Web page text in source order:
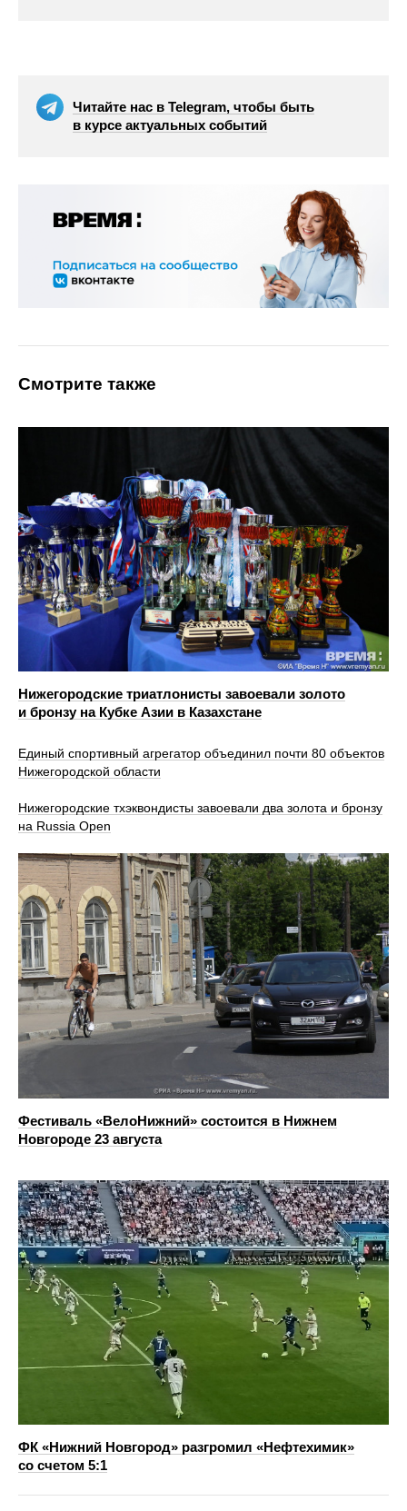
Читайте нас в Telegram, чтобы быть
в курсе актуальных событий
Смотрите также
Нижегородские триатлонисты завоевали золото
и бронзу на Кубке Азии в Казахстане
Единый спортивный агрегатор объединил почти 80 объектов
Нижегородской области
Нижегородские тхэквондисты завоевали два золота и бронзу
на Russia Open
Фестиваль «ВелоНижний» состоится в Нижнем
Новгороде 23 августа
ФК «Нижний Новгород» разгромил «Нефтехимик»
со счетом 5:1